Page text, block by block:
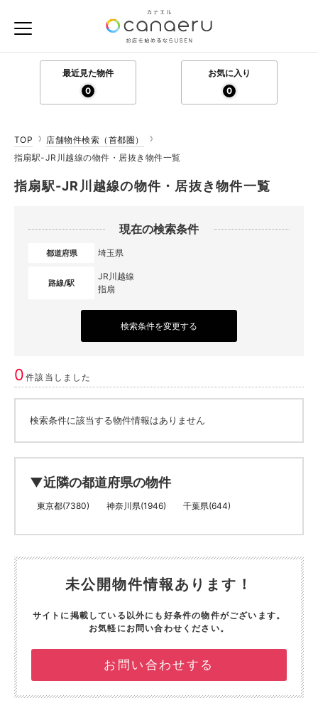
最近見た物件
0
お気に入り
0
TOP
店舗物件検索（首都圏）
指扇駅-JR川越線の物件・居抜き物件一覧
指扇駅-JR川越線の物件・居抜き物件一覧
現在の検索条件
都道府県 埼玉県
路線/駅
JR川越線
指扇
検索条件を変更する
0件該当しました
検索条件に該当する物件情報はありません
▼近隣の都道府県の物件
東京都(7380) 神奈川県(1946) 千葉県(644)
未公開物件情報あります！
サイトに掲載している以外にも好条件の物件がございます。
お気軽にお問い合わせください。
お問い合わせする